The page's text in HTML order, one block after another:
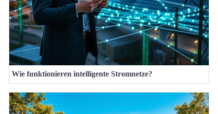
Wie funktionieren intelligente Stromnetze?